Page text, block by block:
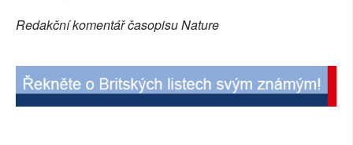
Redakční komentář časopisu Nature